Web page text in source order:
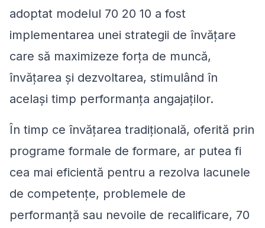
adoptat modelul 70 20 10 a fost
implementarea unei strategii de învățare
care să maximizeze forța de muncă,
învățarea și dezvoltarea, stimulând în
același timp performanța angajaților.
În timp ce învățarea tradițională, oferită prin
programe formale de formare, ar putea fi
cea mai eficientă pentru a rezolva lacunele
de competențe, problemele de
performanță sau nevoile de recalificare, 70